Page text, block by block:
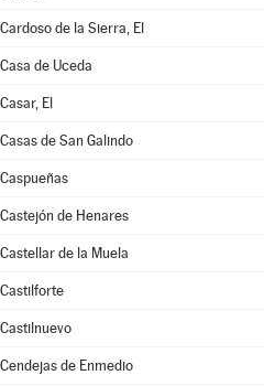
Cardoso de la Sierra, El
Casa de Uceda
Casar, El
Casas de San Galindo
Caspueñas
Castejón de Henares
Castellar de la Muela
Castilforte
Castilnuevo
Cendejas de Enmedio